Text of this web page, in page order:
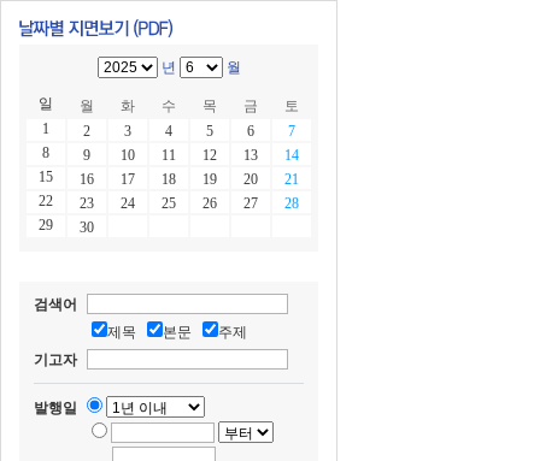
년 월
일 월 화 수 목 금
토
1
2 3 4 5 6
7
8
9 10 11 12 13
14
15
16 17 18 19 20
21
22
23 24 25 26 27
28
29
30
검색어
제목
본문
주제
기고자
발행일